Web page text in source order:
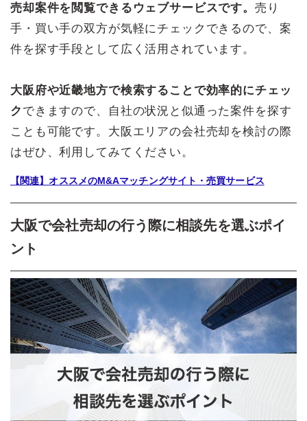
売却案件を閲覧できるウェブサービスです。 売り
手・買い手の双方が気軽にチェックできるので、案
件を探す手段として広く活用されています。
大阪府や近畿地方で検索することで効率的にチェッ
ク できますので、自社の状況と似通った案件を探す
ことも可能です。大阪エリアの会社売却を検討の際
はぜひ、利用してみてください。
【関連】オススメのM&Aマッチングサイト・売買サービス
大阪で会社売却の行う際に相談先を選ぶポイ
ント